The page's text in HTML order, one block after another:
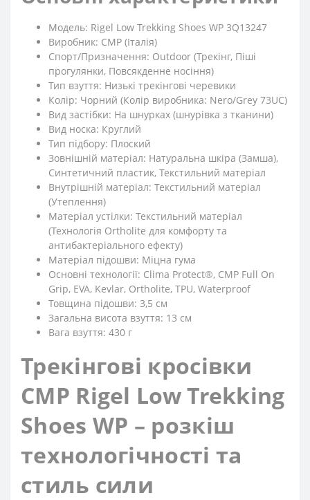
Модель: Rigel Low Trekking Shoes WP 3Q13247
Виробник: CMP (Італія)
Спорт/Призначення: Outdoor (Трекінг, Піші
прогулянки, Повсякденне носіння)
Тип взуття: Низькі трекінгові черевики
Колір: Чорний (Колір виробника: Nero/Grey 73UC)
Вид застібки: На шнурках (шнурівка з тканини)
Вид носка: Круглий
Тип підбору: Плоский
Зовнішній матеріал: Натуральна шкіра (Замша),
Синтетичний пластик, Текстильний матеріал
Внутрішній матеріал: Текстильний матеріал
(Утеплення)
Матеріал устілки: Текстильний матеріал
(Технологія Ortholite для комфорту та
антибактеріального ефекту)
Матеріал підошви: Міцна гума
Основні технології: Clima Protect®, CMP Full On
Grip, EVA, Kevlar, Ortholite, TPU, Waterproof
Товщина підошви: 3,5 см
Загальна висота взуття: 13 см
Вага взуття: 430 г
Трекінгові кросівки
CMP Rigel Low Trekking
Shoes WP – розкіш
технологічності та
стиль сили